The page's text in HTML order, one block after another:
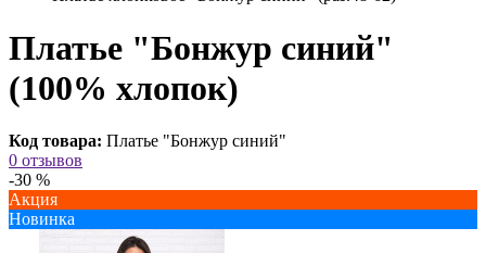
Платье "Бонжур синий"
(100% хлопок)
Код товара: Платье "Бонжур синий"
0 отзывов
-30 %
Акция
Новинка